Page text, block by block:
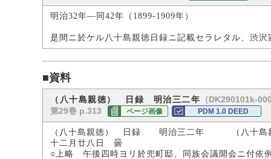
明治32年―同42年（1899-1909年）
是間ニ於ケル八十島親徳日録ニ記載セラレタル、渋
■資料
（八十島親徳） 日録 明治三二年 （DK290101k-
第29巻 p.313
ページ画像 PDM 1.0 DEED
（八十島親徳） 日録 明治三二年 （八十島
十二月廿八日 曇
○上略 午後四時ヨリ於兜町邸、同族会議開会ニ付依